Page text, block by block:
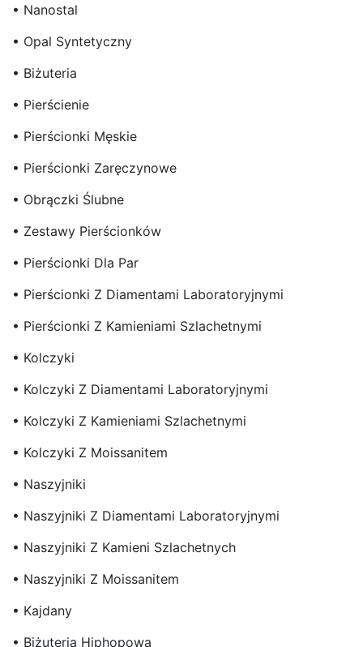
• Nanostal
• Opal Syntetyczny
• Biżuteria
• Pierścienie
• Pierścionki Męskie
• Pierścionki Zaręczynowe
• Obrączki Ślubne
• Zestawy Pierścionków
• Pierścionki Dla Par
• Pierścionki Z Diamentami Laboratoryjnymi
• Pierścionki Z Kamieniami Szlachetnymi
• Kolczyki
• Kolczyki Z Diamentami Laboratoryjnymi
• Kolczyki Z Kamieniami Szlachetnymi
• Kolczyki Z Moissanitem
• Naszyjniki
• Naszyjniki Z Diamentami Laboratoryjnymi
• Naszyjniki Z Kamieni Szlachetnych
• Naszyjniki Z Moissanitem
• Kajdany
• Biżuteria Hiphopowa